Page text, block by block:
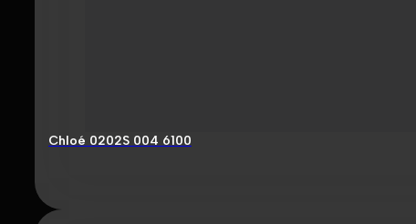
Chloé 0202S 004 6100